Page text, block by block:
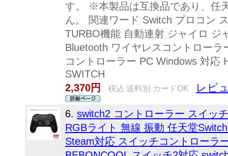
す。 ※本製品は互換品であり、任
ん。 関連ワード Switch プロコン
TURBO機能 自動連射 ジャイロ ジ
Bluetooth ワイヤレスコントロー
コントローラー PC Windows 対応
SWITCH
2,370円
税込 送料別 カードOK レビ
6. switch2 コントローラー スイッ
RGBライト 無線 振動 任天堂
Steam対応 スイッチコントローラ